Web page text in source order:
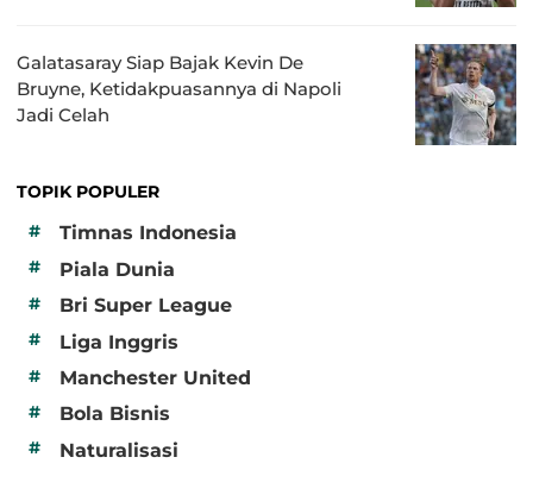
Galatasaray Siap Bajak Kevin De
Bruyne, Ketidakpuasannya di Napoli
Jadi Celah
TOPIK POPULER
#
Timnas Indonesia
# Piala Dunia
# Bri Super League
# Liga Inggris
# Manchester United
# Bola Bisnis
# Naturalisasi